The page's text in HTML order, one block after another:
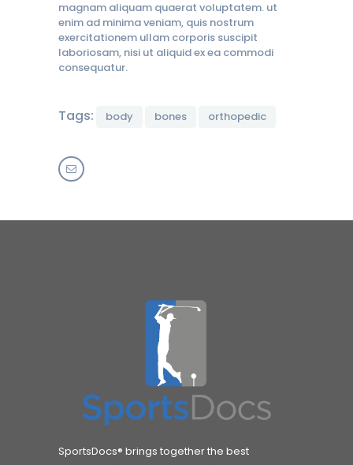
magnam aliquam quaerat voluptatem. ut
enim ad minima veniam, quis nostrum
exercitationem ullam corporis suscipit
laboriosam, nisi ut aliquid ex ea commodi
consequatur.
Tags: body bones orthopedic
SportsDocs® brings together the best